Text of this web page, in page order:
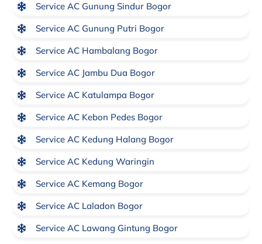
Service AC Gunung Sindur Bogor
Service AC Gunung Putri Bogor
Service AC Hambalang Bogor
Service AC Jambu Dua Bogor
Service AC Katulampa Bogor
Service AC Kebon Pedes Bogor
Service AC Kedung Halang Bogor
Service AC Kedung Waringin
Service AC Kemang Bogor
Service AC Laladon Bogor
Service AC Lawang Gintung Bogor